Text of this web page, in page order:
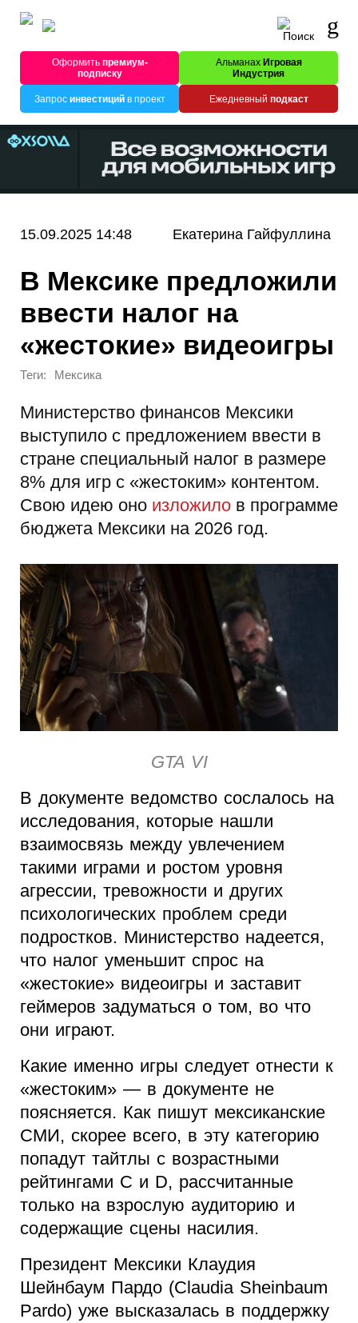
Оформитьпремиум-
подписку
Альманах Игровая
Индустрия
Запрос инвестицийв проект Ежедневный подкаст
15.09.2025 14:48 Екатерина Гайфуллина
В Мексике предложили
ввести налог на
«жестокие» видеоигры
Теги: Мексика
Министерство финансов Мексики
выступило с предложением ввести в
стране специальный налог в размере
8% для игр с «жестоким» контентом.
Свою идею оно изложило в программе
бюджета Мексики на 2026 год.
GTA VI
В документе ведомство сослалось на
исследования, которые нашли
взаимосвязь между увлечением
такими играми и ростом уровня
агрессии, тревожности и других
психологических проблем среди
подростков. Министерство надеется,
что налог уменьшит спрос на
«жестокие» видеоигры и заставит
геймеров задуматься о том, во что
они играют.
Какие именно игры следует отнести к
«жестоким» — в документе не
поясняется. Как пишут мексиканские
СМИ, скорее всего, в эту категорию
попадут тайтлы с возрастными
рейтингами C и D, рассчитанные
только на взрослую аудиторию и
содержащие сцены насилия.
Президент Мексики Клаудия
Шейнбаум Пардо (Claudia Sheinbaum
Pardo) уже высказалась в поддержку